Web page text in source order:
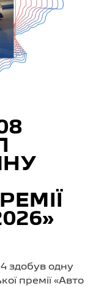
здобув одну
премії «Авто